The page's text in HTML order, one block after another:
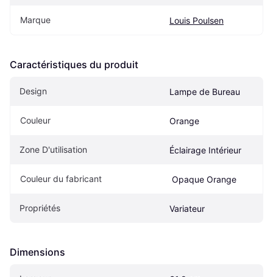
Marque Louis Poulsen
Caractéristiques du produit
Design Lampe de Bureau
Couleur Orange
Zone D'utilisation Éclairage Intérieur
Couleur du fabricant Opaque Orange
Propriétés Variateur
Dimensions